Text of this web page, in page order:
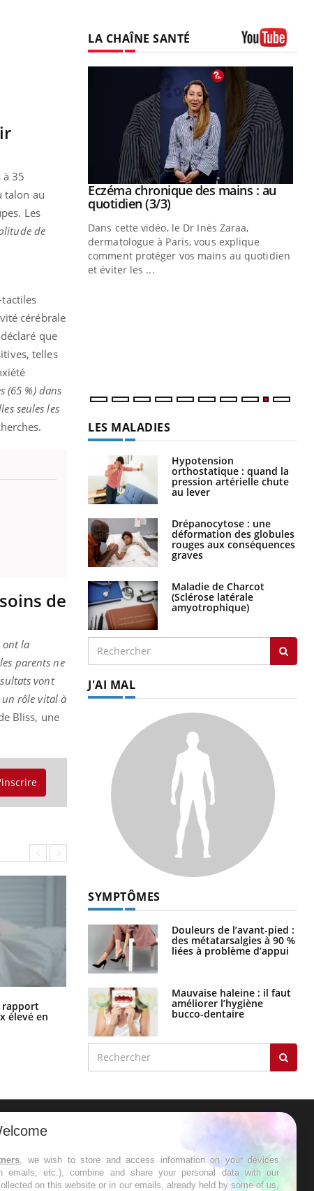
à 35
talon au
Les
de
cérébrale
que
telles
(65 %) dans
seules les
de
ont la
parents ne
vont
rôle vital à
Bliss, une
rapport
élevé en
Grossesse à risque : ce jus naturel
attire l'attention des chercheurs
LA CHAÎNE SANTÉ
sur le bien
et de la
Pourquoi
DRH et
Youtube
Eczéma chronique des mains : au
quotidien (3/3)Youtube
Dans cette vidéo, le Dr Inès Zaraa,
dermatologue à Paris, vous explique
comment protéger vos mains au quotidien
et éviter les ...
LES MALADIES
Hypotension
orthostatique : quand la
pression artérielle chute
au lever
Drépanocytose : une
déformation des globules
rouges aux conséquences
graves
Maladie de Charcot
(Sclérose latérale
amyotrophique)
J'AI MAL
SYMPTÔMES
Douleurs de l’avant-pied :
des métatarsalgies à 90 %
liées à problème d’appui
Mauvaise haleine : il faut
améliorer l’hygiène
bucco-dentaire
les semaines les meilleures
, we wish to store and access information on your devices
emails, etc.), combine and share your personal data with our
on this website or in our emails, already held by some of us,